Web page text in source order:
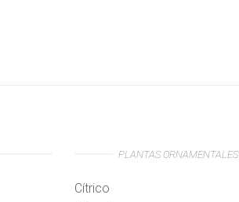
PLANTAS ORNAMENTALES
Cítrico